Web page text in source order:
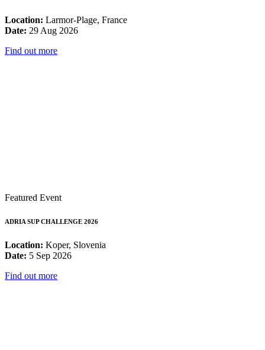
Location: Larmor-Plage, France
Date: 29 Aug 2026
Find out more
Featured Event
ADRIA SUP CHALLENGE 2026
Location: Koper, Slovenia
Date: 5 Sep 2026
Find out more